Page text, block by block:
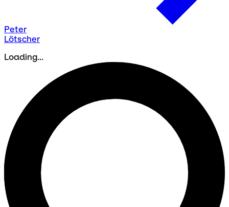
Peter
Lötscher
Loading...